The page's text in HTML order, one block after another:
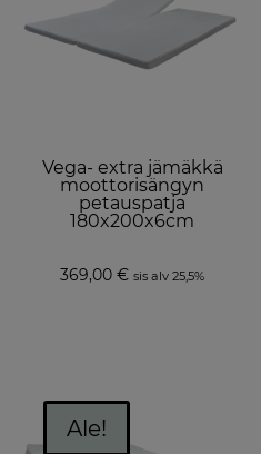
Vega- extra jämäkkä
moottorisängyn
petauspatja
180x200x6cm
369,00€ sis alv 25,5%
Ale!